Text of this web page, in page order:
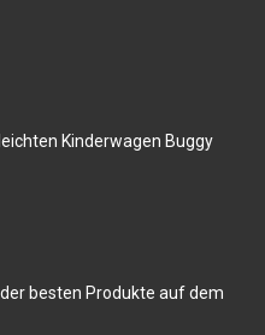
Kinderwagen Buggy
besten Produkte auf dem